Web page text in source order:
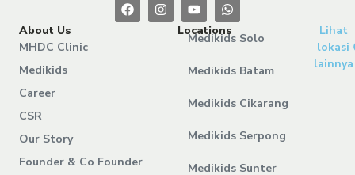
About Us
MHDC Clinic
Medikids
Career
CSR
Our Story
Founder & Co Founder
Locations
Medikids Solo
Medikids Batam
Medikids Cikarang
Medikids Serpong
Medikids Sunter
Lihat
lokasi
lainnya